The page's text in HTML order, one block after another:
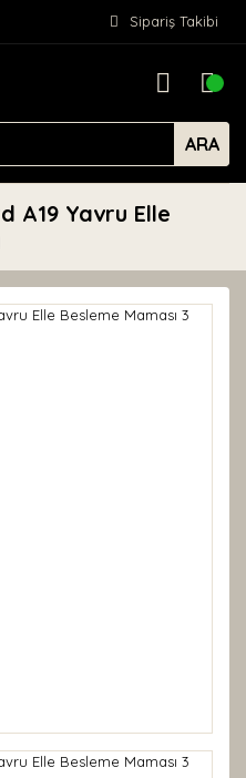
Sipariş Takibi
ARA
A19 Yavru Elle